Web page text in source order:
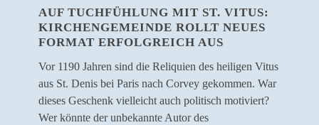
Vitus:
Kirchengemeinde
neues
Format
erfolgreich
AUF TUCHFÜHLUNG MIT ST. VITUS:
KIRCHENGEMEINDE ROLLT NEUES
FORMAT ERFOLGREICH AUS
Vor 1190 Jahren sind die Reliquien des heiligen Vitus
aus St. Denis bei Paris nach Corvey gekommen. War
dieses Geschenk vielleicht auch politisch motiviert?
Wer könnte der unbekannte Autor des